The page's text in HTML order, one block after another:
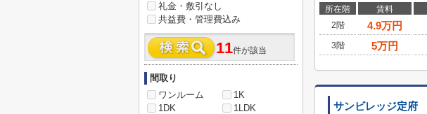
所在階 賃料
2階
4.9万円
3階
5万円
サンビレッジ定府
礼金・敷引なし
共益費・管理費込み
11件が該当
間取り
ワンルーム
1K
1DK
1LDK